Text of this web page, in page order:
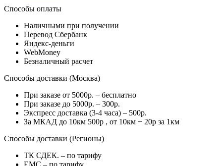
Способы оплаты
Наличными при получении
Перевод Сбербанк
Яндекс-деньги
WebMoney
Безналичный расчет
Способы доставки (Москва)
При заказе от 5000р. – бесплатно
При заказе до 5000р. – 300р.
Экспресс доставка (3-4 часа) – 500р.
За МКАД до 10км 500р , от 10км + 20р за 1км
Способы доставки (Регионы)
ТК СДЕК. – по тарифу